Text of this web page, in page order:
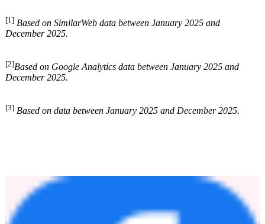
PropertyGuru has grown into a high-growth PropTech company
with a robust portfolio including leading property marketplaces and
award-winning mobile apps across its markets in Singapore,
Property Awards, events and publications across Asia.
media pages onFacebook,Instagram,Twitter,YouTubeand
Based on Google Analytics data between January 2025 and
December 2025.